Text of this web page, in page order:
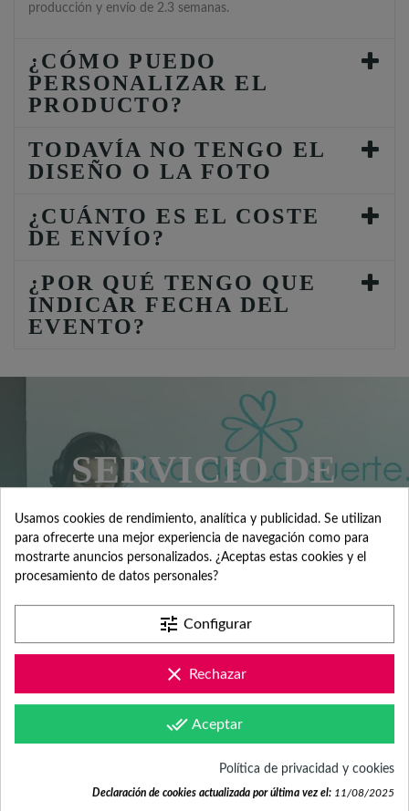
producción y envío de 2.3 semanas.
¿CÓMO PUEDO
PERSONALIZAR EL
PRODUCTO?
TODAVÍA NO TENGO EL
DISEÑO O LA FOTO
¿CUÁNTO ES EL COSTE
DE ENVÍO?
¿POR QUÉ TENGO QUE
INDICAR FECHA DEL
EVENTO?
SERVICIO DE
ATENCIÓN AL
CLIENTE
Contacta con nosotros +34 965 731 401
Mándanos tus dudas a
hola@fabricadelasuerte.es
Revisa nuestras páginas de
Usamos cookies de rendimiento, analítica y publicidad. Se utilizan
para ofrecerte una mejor experiencia de navegación como para
mostrarte anuncios personalizados. ¿Aceptas estas cookies y el
procesamiento de datos personales?
tune Configurar
clear Rechazar
done_all Aceptar
Política de privacidad y cookies
Declaración de cookies actualizada por última vez el: 11/08/2025